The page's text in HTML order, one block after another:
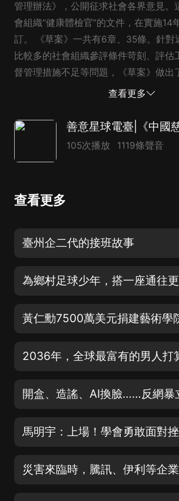
管理辦法》，公開征求社會各界意見。
會組織“健康體檢官”的文件，在實施14
訂。 《草案》一共有6章、35條。針對
比較多的社會組織參評條件苛刻、評估
督管理措施不足等問題，《草案》做出
對此次調整，《中國慈善家》采訪了多
更加注重實效、更契合社會組織發展實
查看更多
善意星球電臺|《中國
105次播放 1119條聲音
查看更多
臺州企二代的接班故事
馬明宇：上場！學會勇敢面對